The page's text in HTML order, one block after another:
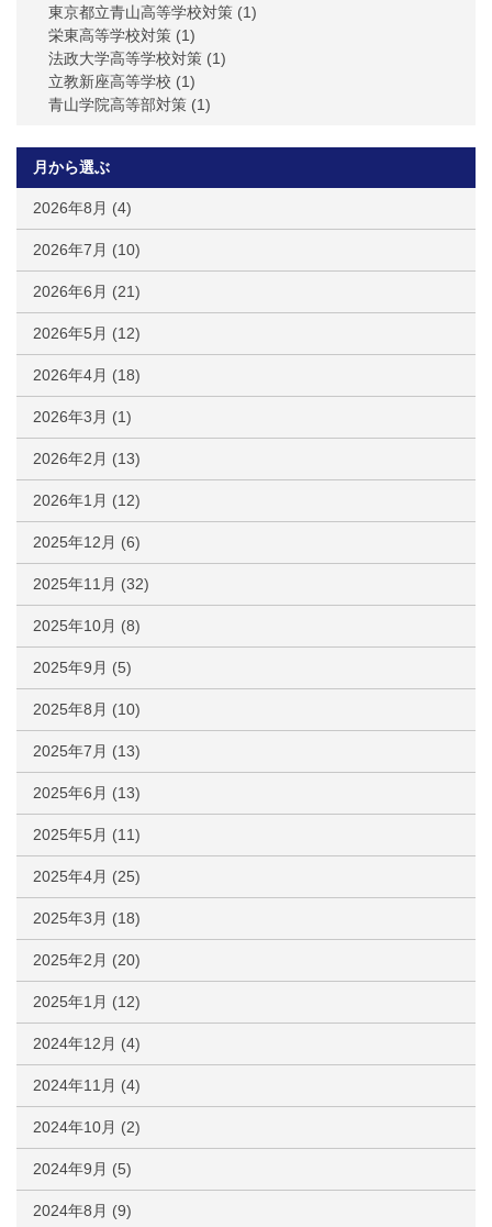
東京都立青山高等学校対策 (1)
栄東高等学校対策 (1)
法政大学高等学校対策 (1)
立教新座高等学校 (1)
青山学院高等部対策 (1)
月から選ぶ
2026年8月 (4)
2026年7月 (10)
2026年6月 (21)
2026年5月 (12)
2026年4月 (18)
2026年3月 (1)
2026年2月 (13)
2026年1月 (12)
2025年12月 (6)
2025年11月 (32)
2025年10月 (8)
2025年9月 (5)
2025年8月 (10)
2025年7月 (13)
2025年6月 (13)
2025年5月 (11)
2025年4月 (25)
2025年3月 (18)
2025年2月 (20)
2025年1月 (12)
2024年12月 (4)
2024年11月 (4)
2024年10月 (2)
2024年9月 (5)
2024年8月 (9)